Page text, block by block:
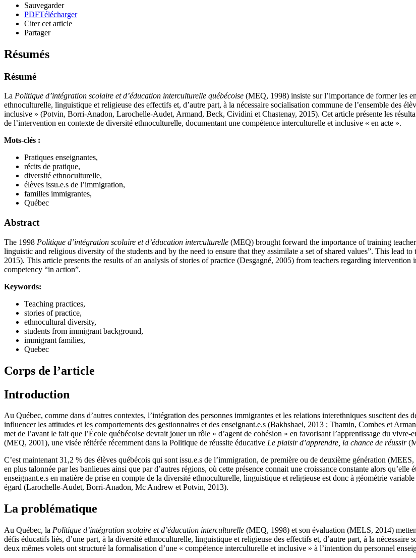
Sauvegarder
PDFTélécharger
Citer cet article
Partager
Résumés
Résumé
La Politique d’intégration scolaire et d’éducation interculturelle québécoise (MEQ, 1998) insiste sur l’importance de former les
ethnoculturelle, linguistique et religieuse des effectifs et, d’autre part, à la nécessaire socialisation commune de l’ensemble des
inclusive » (Potvin, Borri-Anadon, Larochelle-Audet, Armand, Beck, Cividini et Chastenay, 2015). Cet article présente les
de l’intervention en contexte de diversité ethnoculturelle, documentant une compétence interculturelle et inclusive « en acte ».
Mots-clés :
Pratiques enseignantes,
récits de pratique,
diversité ethnoculturelle,
élèves issu.e.s de l’immigration,
familles immigrantes,
Québec
Abstract
The 1998 Politique d’intégration scolaire et d’éducation interculturelle (MEQ) brought forward the importance of training
linguistic and religious diversity of the students and by the need to ensure that they assimilate a set of shared values”. This lead
2015). This article presents the results of an analysis of stories of practice (Desgagné, 2005) from teachers regarding
competency “in action”.
Keywords:
Teaching practices,
stories of practice,
ethnocultural diversity,
students from immigrant background,
immigrant families,
Quebec
Corps de l’article
Introduction
Au Québec, comme dans d’autres contextes, l’intégration des personnes immigrantes et les relations interethniques suscitent des
influencer les attitudes et les comportements des gestionnaires et des enseignant.e.s (Bakhshaei, 2013 ; Thamin, Combes et
met de l’avant le fait que l’École québécoise devrait jouer un rôle « d’agent de cohésion » en favorisant l’apprentissage du
(MEQ, 2001), une visée réitérée récemment dans la Politique de réussite éducative Le plaisir d’apprendre, la chance de réussir
C’est maintenant 31,2 % des élèves québécois qui sont issu.e.s de l’immigration, de première ou de deuxième génération
en plus talonnée par les banlieues ainsi que par d’autres régions, où cette présence connait une croissance constante alors
enseignant.e.s en matière de prise en compte de la diversité ethnoculturelle, linguistique et religieuse est donc à géométrie
égard (Larochelle-Audet, Borri-Anadon, Mc Andrew et Potvin, 2013).
La problématique
Au Québec, la Politique d’intégration scolaire et d’éducation interculturelle (MEQ, 1998) et son évaluation (MELS, 2014)
défis éducatifs liés, d’une part, à la diversité ethnoculturelle, linguistique et religieuse des effectifs et, d’autre part, à la
deux mêmes volets ont structuré la formalisation d’une « compétence interculturelle et inclusive » à l’intention du personnel